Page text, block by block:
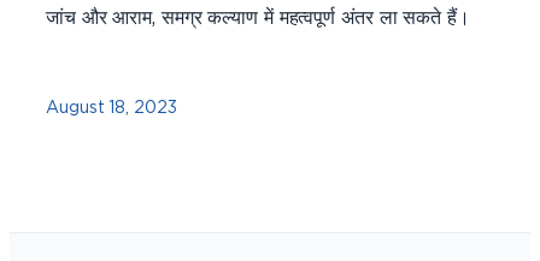
जांच और आराम, समग्र कल्याण में महत्वपूर्ण अंतर ला सकते हैं।
August 18, 2023